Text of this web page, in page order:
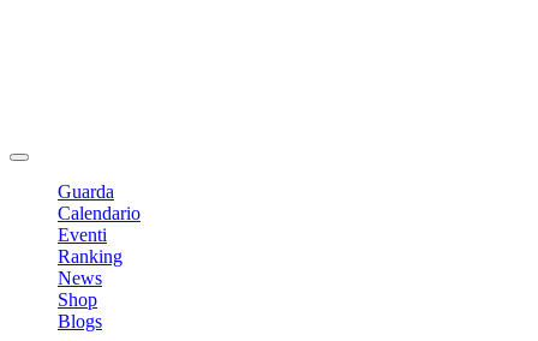
Guarda
Calendario
Eventi
Ranking
News
Shop
Blogs